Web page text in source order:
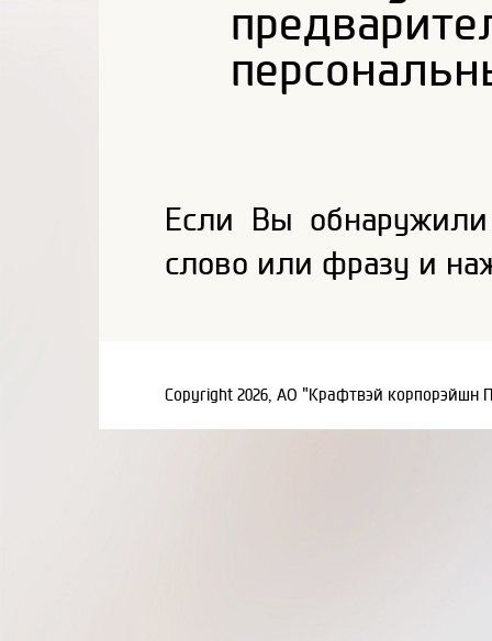
Если Вы
слово или фразу и
Copyright 2026, АО "Крафтвэй корпорэйшн